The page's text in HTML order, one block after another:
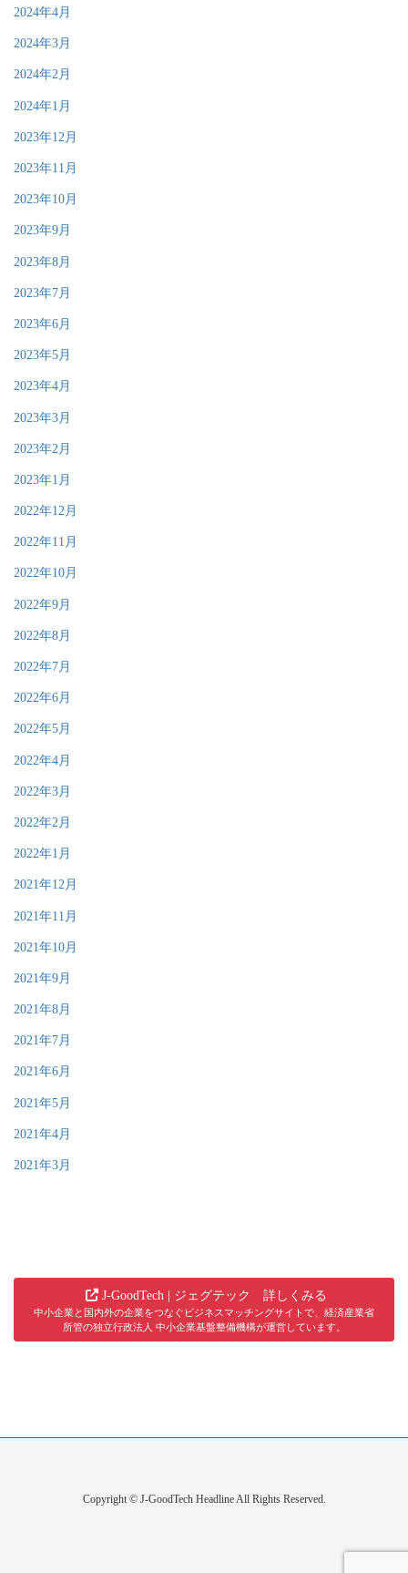
2024年4月
2024年3月
2024年2月
2024年1月
2023年12月
2023年11月
2023年10月
2023年9月
2023年8月
2023年7月
2023年6月
2023年5月
2023年4月
2023年3月
2023年2月
2023年1月
2022年12月
2022年11月
2022年10月
2022年9月
2022年8月
2022年7月
2022年6月
2022年5月
2022年4月
2022年3月
2022年2月
2022年1月
2021年12月
2021年11月
2021年10月
2021年9月
2021年8月
2021年7月
2021年6月
2021年5月
2021年4月
2021年3月
J-GoodTech | ジェグテック 詳しくみる
中小企業と国内外の企業をつなぐビジネスマッチングサイトで、経済産業省
所管の独立行政法人 中小企業基盤整備機構が運営しています。
Copyright © J-GoodTech Headline All Rights Reserved.